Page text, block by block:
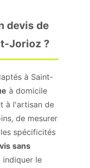
devis de
Jorioz ?
à Saint-
à domicile
à l'artisan de
de mesurer
spécificités
sans
le